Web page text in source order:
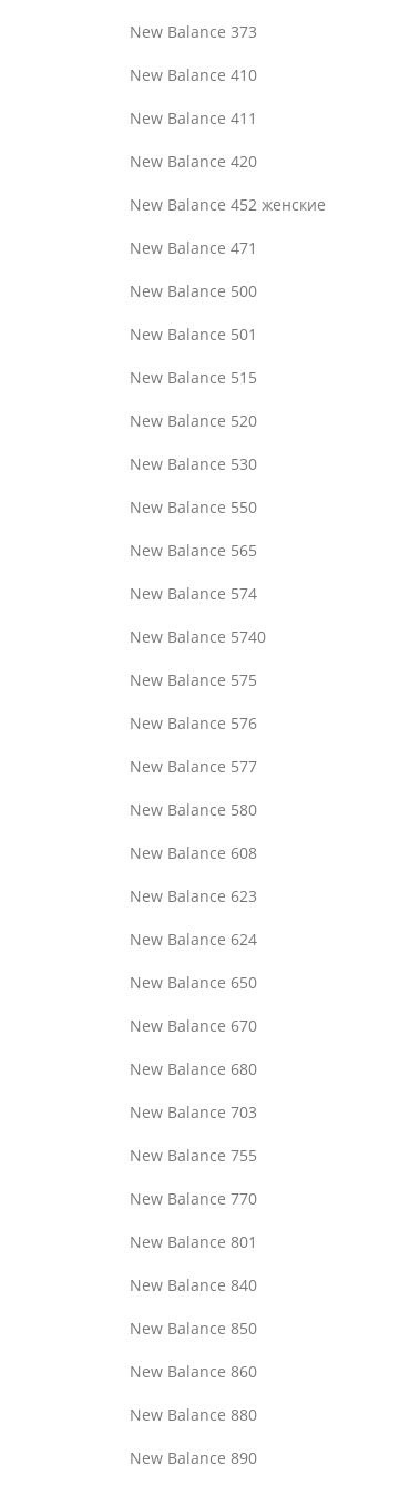
New Balance 373
New Balance 410
New Balance 411
New Balance 420
New Balance 452 женские
New Balance 471
New Balance 500
New Balance 501
New Balance 515
New Balance 520
New Balance 530
New Balance 550
New Balance 565
New Balance 574
New Balance 5740
New Balance 575
New Balance 576
New Balance 577
New Balance 580
New Balance 608
New Balance 623
New Balance 624
New Balance 650
New Balance 670
New Balance 680
New Balance 703
New Balance 755
New Balance 770
New Balance 801
New Balance 840
New Balance 850
New Balance 860
New Balance 880
New Balance 890
Black Silver MetallicКроссовки New Balance 574 Apollo
9970